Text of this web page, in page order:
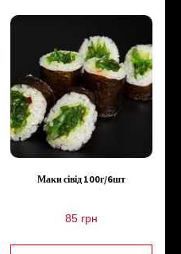
Маки сівід 100г/6шт
85 грн